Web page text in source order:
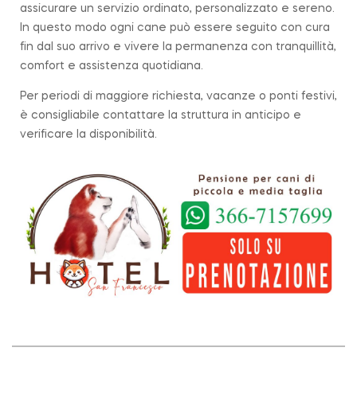
assicurare un servizio ordinato, personalizzato e sereno.
In questo modo ogni cane può essere seguito con cura
fin dal suo arrivo e vivere la permanenza con tranquillità,
comfort e assistenza quotidiana.
Per periodi di maggiore richiesta, vacanze o ponti festivi,
è consigliabile contattare la struttura in anticipo e
verificare la disponibilità.